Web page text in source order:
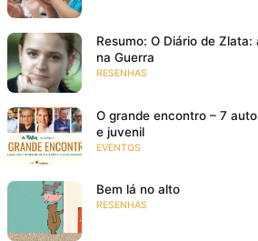
Resumo: O Diário de
na Guerra
RESENHAS
O grande encontro – 7
e juvenil
EVENTOS
Bem lá no alto
RESENHAS